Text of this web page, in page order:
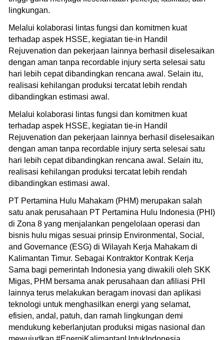
lingkungan.
Melalui kolaborasi lintas fungsi dan komitmen kuat
terhadap aspek HSSE, kegiatan tie-in Handil
Rejuvenation dan pekerjaan lainnya berhasil diselesaikan
dengan aman tanpa recordable injury serta selesai satu
hari lebih cepat dibandingkan rencana awal. Selain itu,
realisasi kehilangan produksi tercatat lebih rendah
dibandingkan estimasi awal.
Melalui kolaborasi lintas fungsi dan komitmen kuat
terhadap aspek HSSE, kegiatan tie-in Handil
Rejuvenation dan pekerjaan lainnya berhasil diselesaikan
dengan aman tanpa recordable injury serta selesai satu
hari lebih cepat dibandingkan rencana awal. Selain itu,
realisasi kehilangan produksi tercatat lebih rendah
dibandingkan estimasi awal.
PT Pertamina Hulu Mahakam (PHM) merupakan salah
satu anak perusahaan PT Pertamina Hulu Indonesia (PHI)
di Zona 8 yang menjalankan pengelolaan operasi dan
bisnis hulu migas sesuai prinsip Environmental, Social,
and Governance (ESG) di Wilayah Kerja Mahakam di
Kalimantan Timur. Sebagai Kontraktor Kontrak Kerja
Sama bagi pemerintah Indonesia yang diwakili oleh SKK
Migas, PHM bersama anak perusahaan dan afiliasi PHI
lainnya terus melakukan beragam inovasi dan aplikasi
teknologi untuk menghasilkan energi yang selamat,
efisien, andal, patuh, dan ramah lingkungan demi
mendukung keberlanjutan produksi migas nasional dan